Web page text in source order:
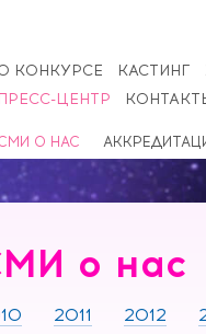
КОНКУРСЕ КАСТИНГ
ПРЕСС-ЦЕНТР
О НАС
о нас
2011 2012